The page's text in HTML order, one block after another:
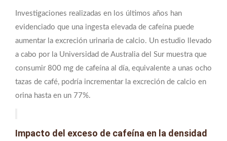
Investigaciones realizadas en los últimos años han
evidenciado que una ingesta elevada de cafeína puede
aumentar la excreción urinaria de calcio. Un estudio llevado
a cabo por la Universidad de Australia del Sur muestra que
consumir 800 mg de cafeína al día, equivalente a unas ocho
tazas de café, podría incrementar la excreción de calcio en
orina hasta en un 77%.
Impacto del exceso de cafeína en la densidad